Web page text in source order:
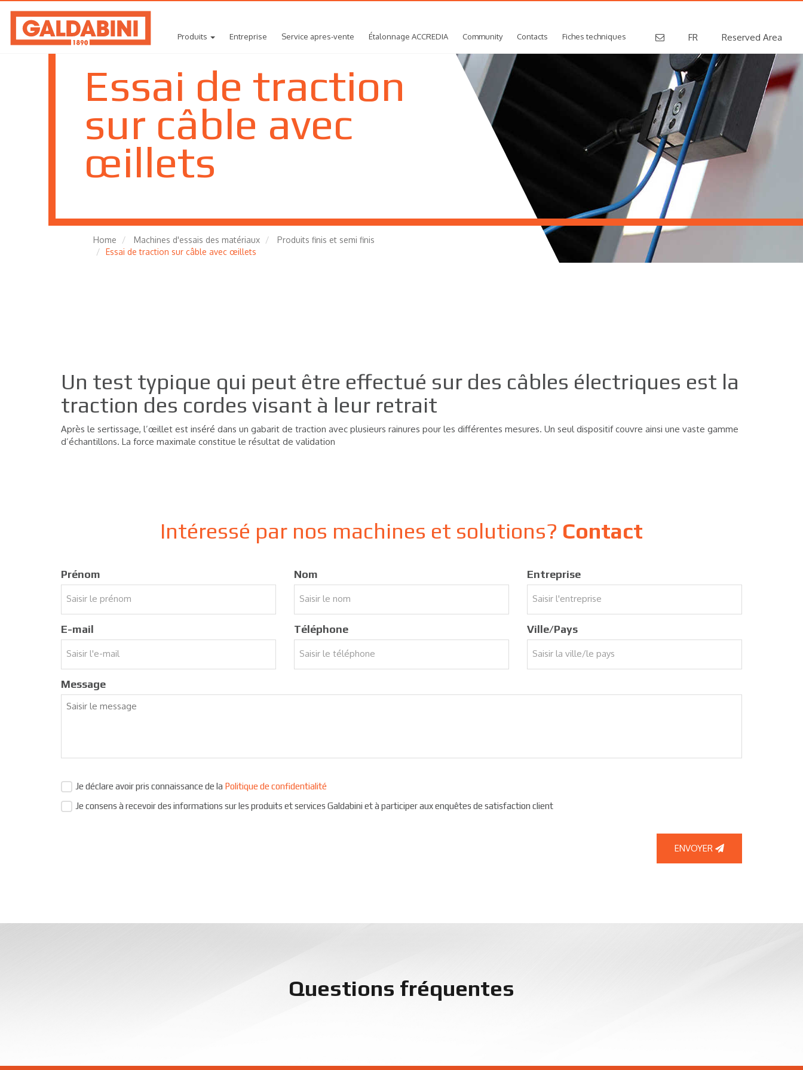
Produits Entreprise Service apres-vente Étalonnage ACCREDIA Community Contacts Fiches techniques FR Reserved Area
Essai de traction
sur câble avec
œillets
Home Machines d'essais des matériaux
Produits finis et semi finis
Essai de traction sur câble avec œillets
Un test typique qui peut être effectué sur des câbles électriques est la
traction des cordes visant à leur retrait
Après le sertissage, l’œillet est inséré dans un gabarit de traction avec plusieurs rainures pour les différentes mesures. Un seul dispositif couvre ainsi une vaste gamme
d’échantillons. La force maximale constitue le résultat de validation
Intéressé par nos machines et solutions? Contact
Prénom Nom Entreprise
E-mail Téléphone Ville/Pays
Message
Je déclare avoir pris connaissance de la Politique de confidentialité
Je consens à recevoir des informations sur les produits et services Galdabini et à participer aux enquêtes de satisfaction client
ENVOYER
Questions fréquentes